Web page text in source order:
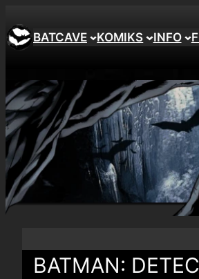
BATCAVE KOMIKS INFO
BATMAN: